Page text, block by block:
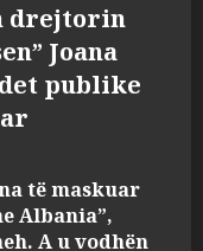
drejtorin
Joana
publike
të maskuar
Albania”,
A u vodhën